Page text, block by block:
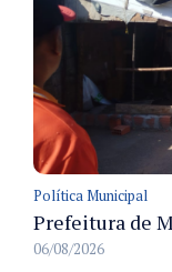
Política Municipal
06/08/2026